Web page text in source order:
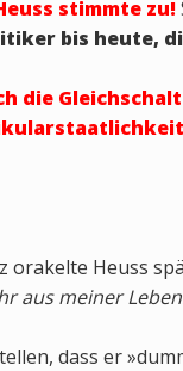
stimmte zu!
bis heute,
die
Heuss
aus meiner
dass er